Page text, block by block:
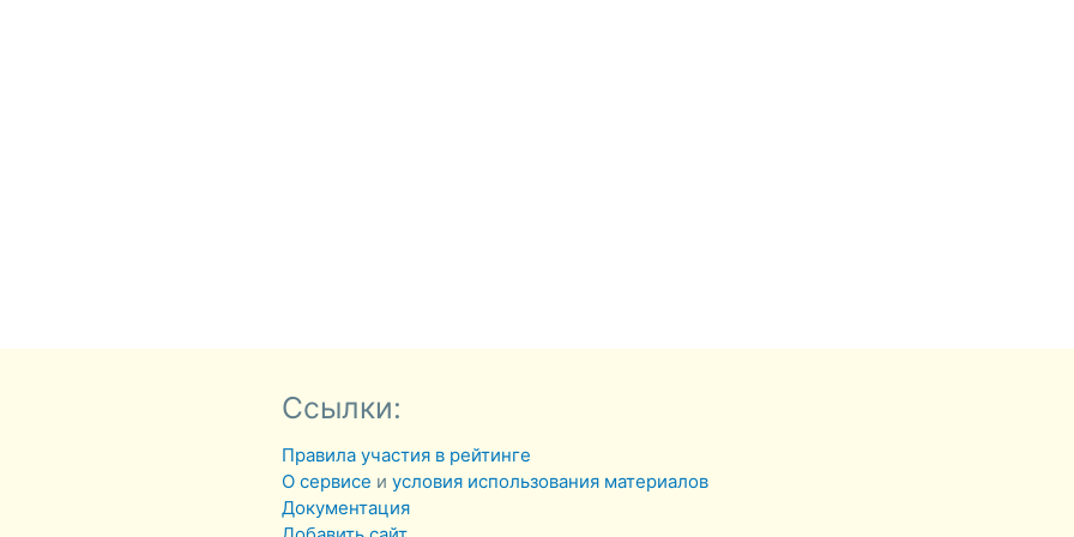
Ссылки:
Правила участия в рейтинге
О сервисе иусловия использования материалов
Документация